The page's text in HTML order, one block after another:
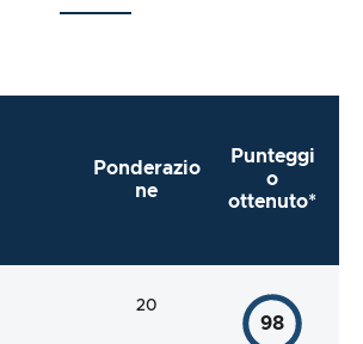
Ponderazio
ne
Punteggi
o
ottenuto*
20
98